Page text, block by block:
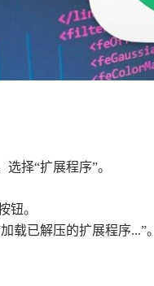
择“扩展程序”。
钮。
载已解压的扩展程序...”。